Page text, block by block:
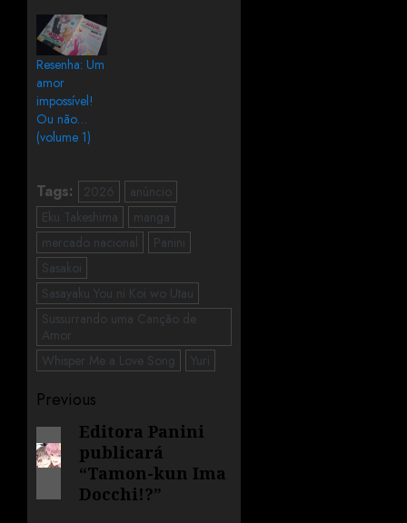
Resenha: Um
amor
impossível!
Ou não…
(volume 1)
Tags: 2026
anúncio
Eku Takeshima
manga
mercado nacional
Panini
Sasakoi
Sasayaku You ni Koi wo Utau
Sussurrando uma Canção de
Amor
Whisper Me a Love Song
Yuri
Previous
Editora Panini
publicará
“Tamon-kun Ima
Docchi!?”